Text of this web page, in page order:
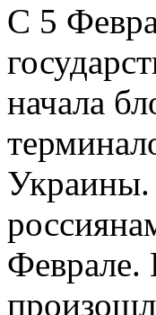
С 5
начала
Украины.
Феврале.